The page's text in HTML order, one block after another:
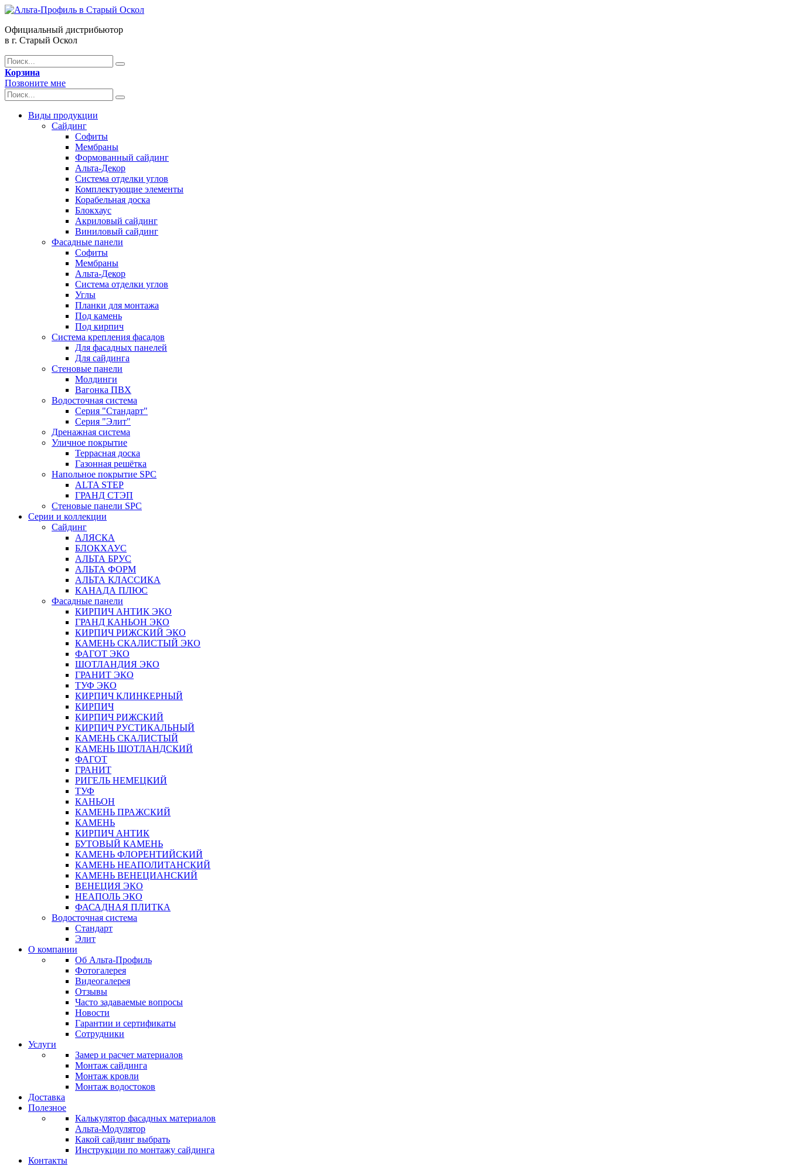
Официальный дистрибьютор
в г. Старый Оскол
Корзина
Позвоните мне
Виды продукции
Сайдинг
Софиты
Мембраны
Формованный сайдинг
Альта-Декор
Система отделки углов
Комплектующие элементы
Корабельная доска
Блокхаус
Акриловый сайдинг
Виниловый сайдинг
Фасадные панели
Софиты
Мембраны
Альта-Декор
Система отделки углов
Углы
Планки для монтажа
Под камень
Под кирпич
Система крепления фасадов
Для фасадных панелей
Для сайдинга
Стеновые панели
Молдинги
Вагонка ПВХ
Водосточная система
Серия "Стандарт"
Серия "Элит"
Дренажная система
Уличное покрытие
Террасная доска
Газонная решётка
Напольное покрытие SPC
ALTA STEP
ГРАНД СТЭП
Стеновые панели SPC
Серии и коллекции
Сайдинг
АЛЯСКА
БЛОКХАУС
АЛЬТА БРУС
АЛЬТА ФОРМ
АЛЬТА КЛАССИКА
КАНАДА ПЛЮС
Фасадные панели
КИРПИЧ АНТИК ЭКО
ГРАНД КАНЬОН ЭКО
КИРПИЧ РИЖСКИЙ ЭКО
КАМЕНЬ СКАЛИСТЫЙ ЭКО
ФАГОТ ЭКО
ШОТЛАНДИЯ ЭКО
ГРАНИТ ЭКО
ТУФ ЭКО
КИРПИЧ КЛИНКЕРНЫЙ
КИРПИЧ
КИРПИЧ РИЖСКИЙ
КИРПИЧ РУСТИКАЛЬНЫЙ
КАМЕНЬ СКАЛИСТЫЙ
КАМЕНЬ ШОТЛАНДСКИЙ
ФАГОТ
ГРАНИТ
РИГЕЛЬ НЕМЕЦКИЙ
ТУФ
КАНЬОН
КАМЕНЬ ПРАЖСКИЙ
КАМЕНЬ
КИРПИЧ АНТИК
БУТОВЫЙ КАМЕНЬ
КАМЕНЬ ФЛОРЕНТИЙСКИЙ
КАМЕНЬ НЕАПОЛИТАНСКИЙ
КАМЕНЬ ВЕНЕЦИАНСКИЙ
ВЕНЕЦИЯ ЭКО
НЕАПОЛЬ ЭКО
ФАСАДНАЯ ПЛИТКА
Водосточная система
Стандарт
Элит
О компании
Об Альта-Профиль
Фотогалерея
Видеогалерея
Отзывы
Часто задаваемые вопросы
Новости
Гарантии и сертификаты
Сотрудники
Услуги
Замер и расчет материалов
Монтаж сайдинга
Монтаж кровли
Монтаж водостоков
Доставка
Полезное
Калькулятор фасадных материалов
Альта-Модулятор
Какой сайдинг выбрать
Инструкции по монтажу сайдинга
Контакты